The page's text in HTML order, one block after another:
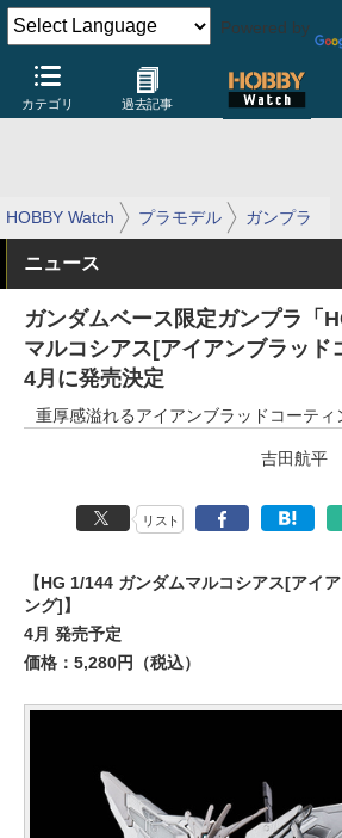
Powered by
カテゴリ 過去記事
HOBBY Watch プラモデル ガンプラ
ニュース
ガンダムベース限定ガンプラ「
マルコシアス[アイアンブラッド
4月に発売決定
重厚感溢れるアイアンブラッドコーティ
吉田航平
リスト
【HG 1/144 ガンダムマルコシアス[アイ
ング]】
4月 発売予定
価格：5,280円（税込）